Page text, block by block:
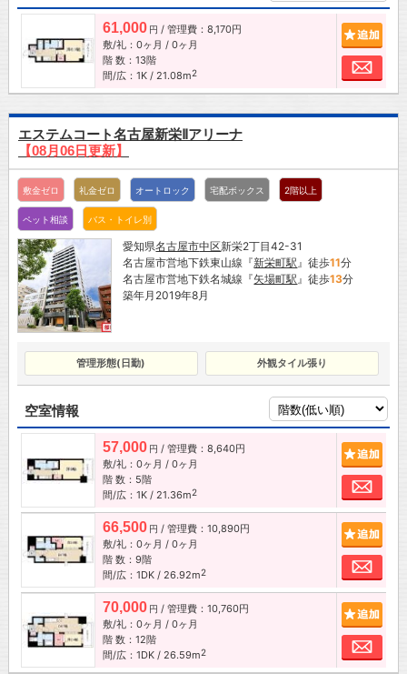
61,000 円 / 管理費：8,170円
敷/礼：0ヶ月 / 0ヶ月
階 数：13階
間/広：1K / 21.08m2
お
エステムコート名古屋新栄Ⅱアリーナ
【08月06日更新】
敷金ゼロ 礼金ゼロ オートロック 宅配ボックス 2階以上
ペット相談 バス・トイレ別
愛知県名古屋市中区新栄2丁目42-31
名古屋市営地下鉄東山線『新栄町駅 』徒歩11分
名古屋市営地下鉄名城線『矢場町駅 』徒歩13分
築年月2019年8月
管理形態(日勤) 外観タイル張り
空室情報
57,000 円 / 管理費：8,640円
敷/礼：0ヶ月 / 0ヶ月
階 数：5階
間/広：1K / 21.36m2
お
66,500 円 / 管理費：10,890円
敷/礼：0ヶ月 / 0ヶ月
階 数：9階
間/広：1DK / 26.92m2
お
70,000 円 / 管理費：10,760円
敷/礼：0ヶ月 / 0ヶ月
階 数：12階
間/広：1DK / 26.59m2
お